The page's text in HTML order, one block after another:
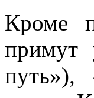
Кроме
примут
путь»),